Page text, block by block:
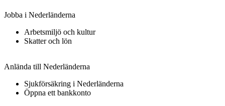
Jobba i Nederländerna
Arbetsmiljö och kultur
Skatter och lön
Anlända till Nederländerna
Sjukförsäkring i Nederländerna
Öppna ett bankkonto